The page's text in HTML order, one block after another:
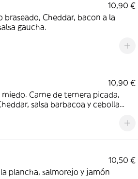
10,90 €
braseado, Cheddar, bacon a la
gaucha.
10,90 €
Carne de ternera picada,
salsa barbacoa y cebolla
10,50 €
plancha, salmorejo y jamón